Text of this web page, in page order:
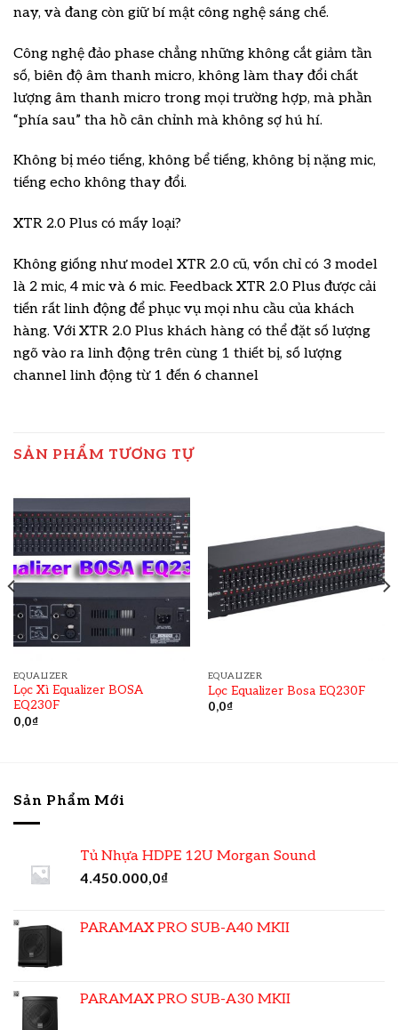
nay, và đang còn giữ bí mật công nghệ sáng chế.
Công nghệ đảo phase chẳng những không cắt giảm tần
số, biên độ âm thanh micro, không làm thay đổi chất
lượng âm thanh micro trong mọi trường hợp, mà phần
“phía sau” tha hồ cân chỉnh mà không sợ hú hí.
Không bị méo tiếng, không bể tiếng, không bị nặng mic,
tiếng echo không thay đổi.
XTR 2.0 Plus có mấy loại?
Không giống như model XTR 2.0 cũ, vốn chỉ có 3 model
là 2 mic, 4 mic và 6 mic. Feedback XTR 2.0 Plus được cải
tiến rất linh động để phục vụ mọi nhu cầu của khách
hàng. Với XTR 2.0 Plus khách hàng có thể đặt số lượng
ngõ vào ra linh động trên cùng 1 thiết bị, số lượng
channel linh động từ 1 đến 6 channel
SẢN PHẨM TƯƠNG TỰ
EQUALIZER
Lọc Xì Equalizer BOSA
EQ230F
0,0₫
EQUALIZER
Lọc Equalizer Bosa EQ230F
0,0₫
Sản Phẩm Mới
Tủ Nhựa HDPE 12U Morgan Sound
4.450.000,0₫
PARAMAX PRO SUB-A40 MKII
PARAMAX PRO SUB-A30 MKII